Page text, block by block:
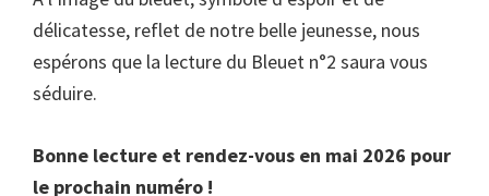
délicatesse, reflet de notre belle jeunesse, nous
espérons que la lecture du Bleuet n°2 saura vous
séduire.
Bonne lecture et rendez-vous en mai 2026 pour
le prochain numéro !